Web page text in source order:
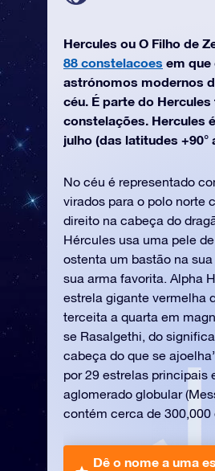
Hercules ou O Filho de
88 constelacoes em que
astrónomos modernos
céu. É parte do
constelações. Hercules
julho (das latitudes +90°
No céu é representado
virados para o polo norte
direito na cabeça do
Hércules usa uma pele
ostenta um bastão na
sua arma favorita. Alpha
estrela gigante vermelha
terceita a quarta em
se Rasalgethi, do
cabeça do que se
por 29 estrelas principais
aglomerado globular
contém cerca de 300,000
Dê o nome a uma